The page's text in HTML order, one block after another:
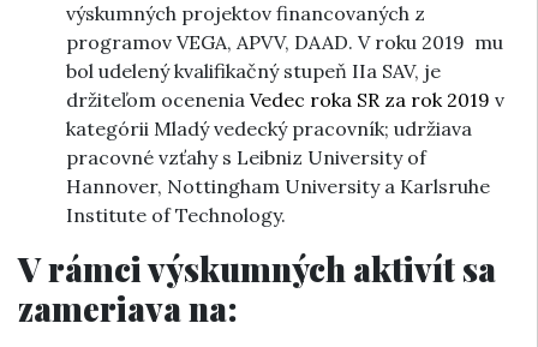
výskumných projektov financovaných z
programov VEGA, APVV, DAAD. V roku 2019 mu
bol udelený kvalifikačný stupeň IIa SAV, je
držiteľom ocenenia Vedec roka SR za rok 2019 v
kategórii Mladý vedecký pracovník; udržiava
pracovné vzťahy s Leibniz University of
Hannover, Nottingham University a Karlsruhe
Institute of Technology.
V rámci výskumných aktivít sa
zameriava na: